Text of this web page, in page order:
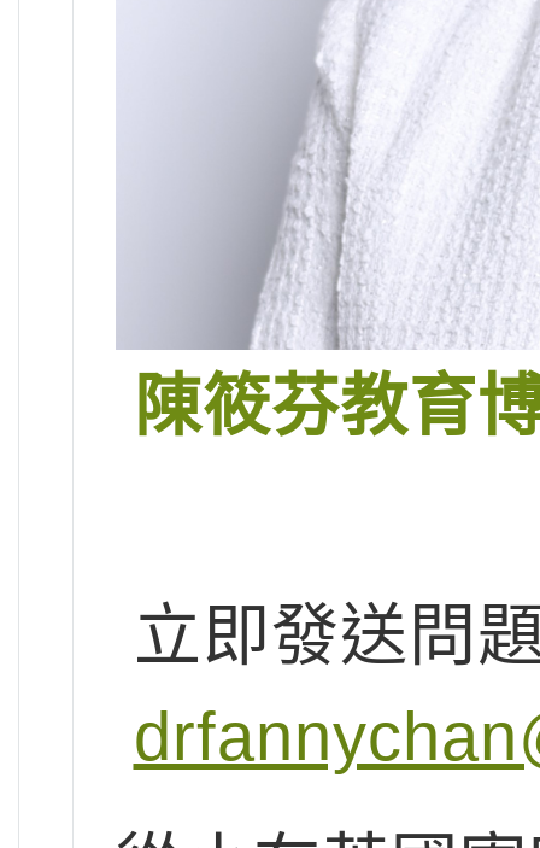
陳筱芬教育
立即發送問